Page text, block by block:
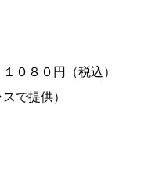
０８０円（税込）
で提供）